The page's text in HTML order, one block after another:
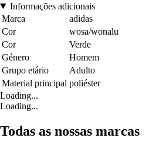
Informações adicionais
Marca
adidas
Cor
wosa/wonalu
Cor
Verde
Género
Homem
Grupo etário
Adulto
Material principal poliéster
Loading...
Loading...
Todas as nossas marcas